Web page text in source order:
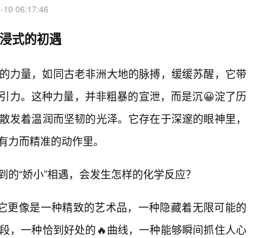
10 06:17:46
式的初遇
力量，如同古老非洲大地的脉搏，缓缓苏醒，它带
力。这种力量，并非粗暴的宣泄，而是沉😀淀了历
发着温润而坚韧的光泽。它存在于深邃的眼神里，
而精准的动作里。
“娇小”相遇，会发生怎样的化学反应？
更像是一种精致的艺术品，一种隐藏着无限可能的
，一种恰到好处的🔥曲线，一种能够瞬间抓住人心